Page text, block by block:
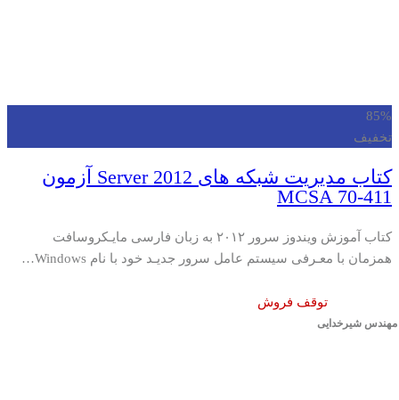
85%
تخفیف
کتاب مدیریت شبکه های Server 2012 آزمون
MCSA 70-411
کتاب آموزش ویندوز سرور ۲۰۱۲ به زبان فارسی مایـکروسافت
همزمان با معـرفی سیستم عامل سرور جدیـد خود با نام Windows…
توقف فروش
مهندس شیرخدایی